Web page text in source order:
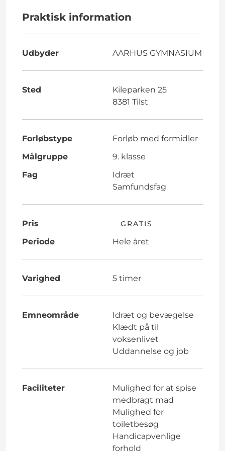
Praktisk information
Udbyder AARHUS GYMNASIUM
Sted
Kileparken 25
8381 Tilst
Forløbstype
Forløb med formidler
Målgruppe
9. klasse
Fag
Idræt
Samfundsfag
Pris GRATIS
Periode Hele året
Varighed 5 timer
Emneområde
Idræt og bevægelse
Klædt på til
voksenlivet
Uddannelse og job
Faciliteter
Mulighed for at spise
medbragt mad
Mulighed for
toiletbesøg
Handicapvenlige
forhold